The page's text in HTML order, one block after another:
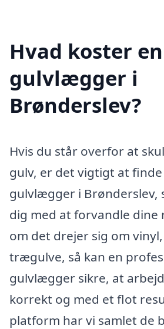
Hvad koster en
gulvlægger i
Brønderslev?
Hvis du står overfor at
gulv, er det vigtigt at
gulvlægger i Brønderslev,
dig med at forvandle dine
om det drejer sig om
trægulve, så kan en
gulvlægger sikre, at
korrekt og med et flot
platform har vi samlet de